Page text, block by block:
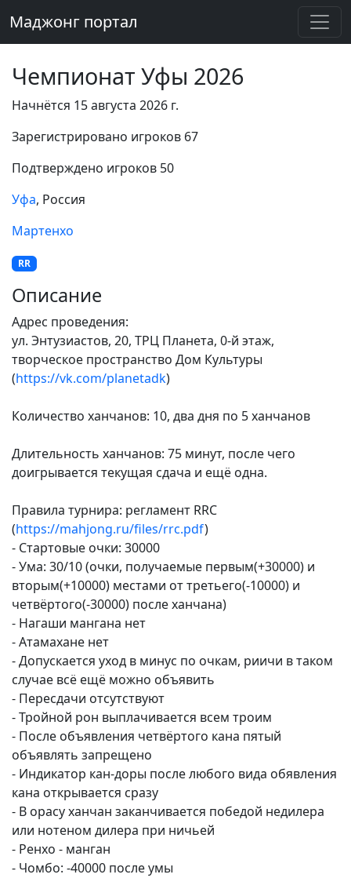
Маджонг портал
Чемпионат Уфы 2026
Начнётся 15 августа 2026 г.
Зарегистрировано игроков 67
Подтверждено игроков 50
Уфа, Россия
Мартенхо
RR
Описание
Адрес проведения:
ул. Энтузиастов, 20, ТРЦ Планета, 0-й этаж,
творческое пространство Дом Культуры
(https://vk.com/planetadk)
Количество ханчанов: 10, два дня по 5 ханчанов
Длительность ханчанов: 75 минут, после чего
доигрывается текущая сдача и ещё одна.
Правила турнира: регламент RRC
(https://mahjong.ru/files/rrc.pdf)
- Стартовые очки: 30000
- Ума: 30/10 (очки, получаемые первым(+30000) и
вторым(+10000) местами от третьего(-10000) и
четвёртого(-30000) после ханчана)
- Нагаши мангана нет
- Атамахане нет
- Допускается уход в минус по очкам, риичи в таком
случае всё ещё можно объявить
- Пересдачи отсутствуют
- Тройной рон выплачивается всем троим
- После объявления четвёртого кана пятый
объявлять запрещено
- Индикатор кан-доры после любого вида обявления
кана открывается сразу
- В орасу ханчан заканчивается победой недилера
или нотеном дилера при ничьей
- Ренхо - манган
- Чомбо: -40000 после умы